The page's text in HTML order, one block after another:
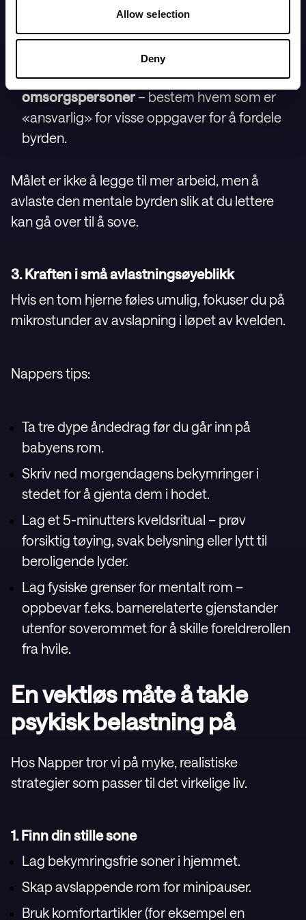
Allow selection
Deny
Bruke delte digitale kalendere
er skrevet ned, kommer hjernen din til å
Avtal klare overleveringstider med barnets
omsorgspersoner– bestem hvem som er
«ansvarlig» for visse oppgaver for å fordele
byrden.
Målet er ikke å legge til mer arbeid, men å
avlaste den mentale byrden slik at du lettere
kan gå over til å sove.
3. Kraften i små avlastningsøyeblikk
Hvis en tom hjerne føles umulig, fokuser du på
mikrostunder av avslapning i løpet av kvelden.
Nappers tips:
Ta tre dype åndedrag før du går inn på
babyens rom.
Skriv ned morgendagens bekymringer i
stedet for å gjenta dem i hodet.
Lag et 5-minutters kveldsritual – prøv
forsiktig tøying, svak belysning eller lytt til
beroligende lyder.
Lag fysiske grenser for mentalt rom –
oppbevar f.eks. barnerelaterte gjenstander
utenfor soverommet for å skille foreldrerollen
fra hvile.
En vektløs måte å takle
psykisk belastning på
Hos Napper tror vi på myke, realistiske
strategier som passer til det virkelige liv.
1. Finn din stille sone
Lag bekymringsfrie soner i hjemmet.
Skap avslappende rom for minipauser.
Bruk komfortartikler (for eksempel en